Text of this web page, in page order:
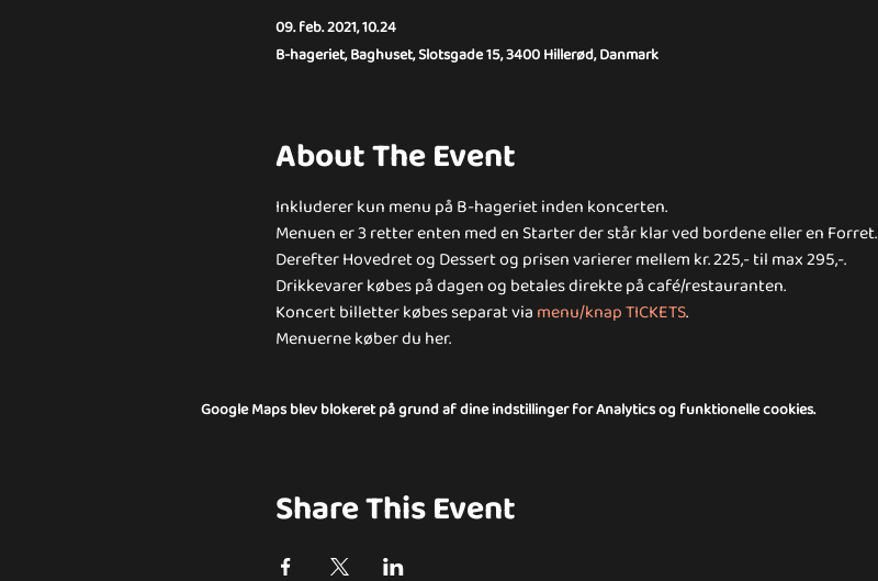
09. feb. 2021, 10.24
B-hageriet, Baghuset, Slotsgade 15, 3400 Hillerød, Danmark
About The Event
Inkluderer kun menu på B-hageriet inden koncerten.
Menuen er 3 retter enten med en Starter der står klar ved bordene eller en Forret.
Derefter Hovedret og Dessert og prisen varierer mellem kr. 225,- til max 295,-.
Drikkevarer købes på dagen og betales direkte på café/restauranten.
Koncert billetter købes separat via menu/knap TICKETS.
Menuerne køber du her.
Google Maps blev blokeret på grund af dine indstillinger for Analytics og funktionelle cookies.
Share This Event